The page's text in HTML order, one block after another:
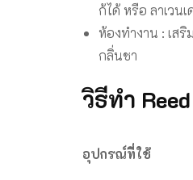
ก้ได้ หรือ ลาเวนเ
ห้องทำงาน : เส
กลิ่นชา
วิธีทำ
อุปกรณ์ที่ใช้